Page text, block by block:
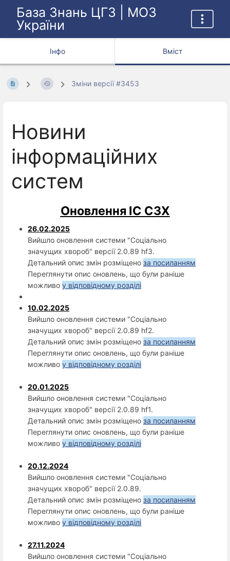
База Знань ЦГЗ | МОЗ
України
Інфо Вміст
Зміни версії #3453
Новини
інформаційних
систем
Оновлення ІС СЗХ
26.02.2025
Вийшло оновлення системи "Соціально
значущих хвороб" версії 2.0.89 hf3.
Детальний опис змін розміщено за посиланням
Переглянути опис оновлень, що були раніше
можливо у відповідному розділі
10.02.2025
Вийшло оновлення системи "Соціально
значущих хвороб" версії 2.0.89 hf2.
Детальний опис змін розміщено за посиланням
Переглянути опис оновлень, що були раніше
можливо у відповідному розділі
20.01.2025
Вийшло оновлення системи "Соціально
значущих хвороб" версії 2.0.89 hf1.
Детальний опис змін розміщено за посиланням
Переглянути опис оновлень, що були раніше
можливо у відповідному розділі
20.12.2024
Вийшло оновлення системи "Соціально
значущих хвороб" версії 2.0.89.
Детальний опис змін розміщено за посиланням
Переглянути опис оновлень, що були раніше
можливо у відповідному розділі
27.11.2024
Вийшло оновлення системи "Соціально